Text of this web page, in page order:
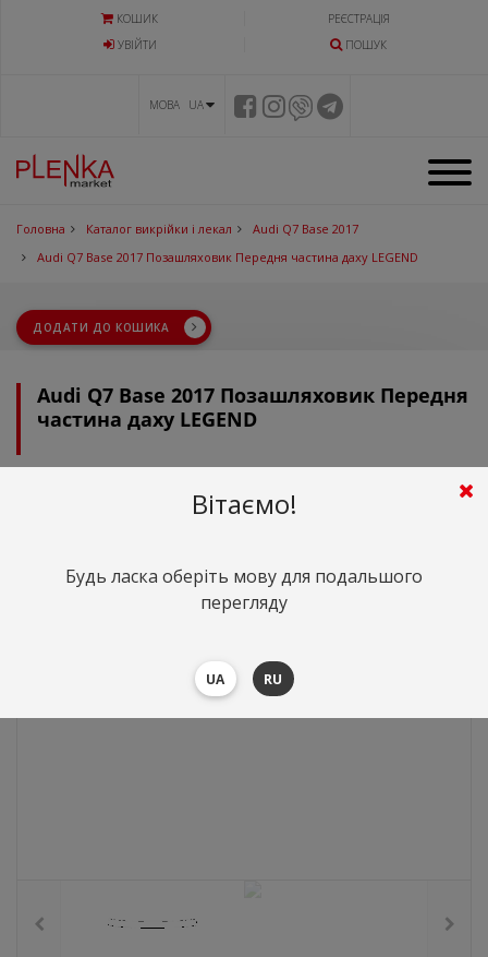
КОШИК
РЕЄСТРАЦІЯ
УВIЙТИ
ПОШУК
МОВА UA
Головна Каталог викрійки і лекал
Audi Q7 Base 2017
Audi Q7 Base 2017 Позашляховик Передня частина даху LEGEND
ДОДАТИ ДО КОШИКА
Audi Q7 Base 2017 Позашляховик Передня
частина даху LEGEND
грн.
Вітаємо!
Будь ласка оберіть мову для подальшого
перегляду
UA RU